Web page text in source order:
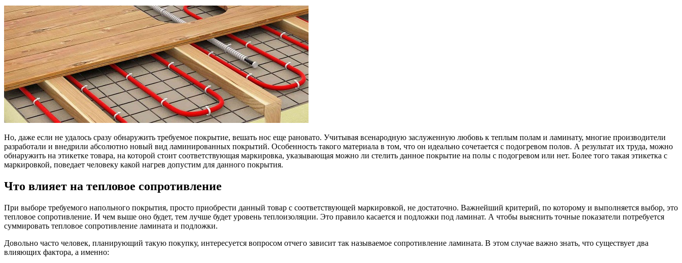
Но, даже если не удалось сразу обнаружить требуемое покрытие, вешать нос еще рановато. Учитывая всенародную заслуженную любовь к теплым полам и ламинату, многие производители
разработали и внедрили абсолютно новый вид ламинированных покрытий. Особенность такого материала в том, что он идеально сочетается с подогревом полов. А результат их труда, можно
обнаружить на этикетке товара, на которой стоит соответствующая маркировка, указывающая можно ли стелить данное покрытие на полы с подогревом или нет. Более того такая этикетка с
маркировкой, поведает человеку какой нагрев допустим для данного покрытия.
Что влияет на тепловое сопротивление
При выборе требуемого напольного покрытия, просто приобрести данный товар с соответствующей маркировкой, не достаточно. Важнейший критерий, по которому и выполняется выбор, это
тепловое сопротивление. И чем выше оно будет, тем лучше будет уровень теплоизоляции. Это правило касается и подложки под ламинат. А чтобы выяснить точные показатели потребуется
суммировать тепловое сопротивление ламината и подложки.
Довольно часто человек, планирующий такую покупку, интересуется вопросом отчего зависит так называемое сопротивление ламината. В этом случае важно знать, что существует два
влияющих фактора, а именно: